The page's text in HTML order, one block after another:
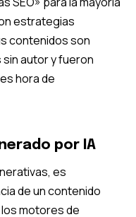
estrategias
contenidos son
autor y fueron
hora de
por IA
es
de un contenido
motores de